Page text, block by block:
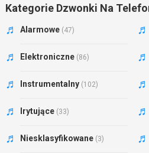
Kategorie Dzwonki Na
Alarmowe (47)
Elektroniczne (86)
Instrumentalny (102)
Irytujące (33)
Niesklasyfikowane (3)